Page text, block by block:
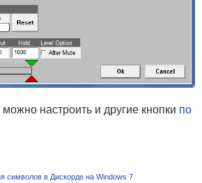
настроить и другие кнопки по
символов в Дискорде на Windows 7